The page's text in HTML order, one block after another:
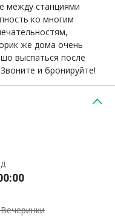
между станциями
ко многим
же дома очень
выспаться после
и бронируйте!
Вечеринки